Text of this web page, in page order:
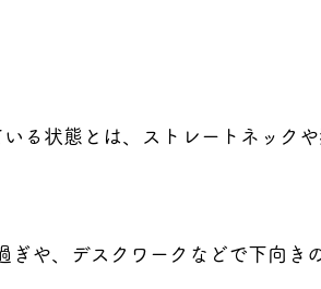
る状態とは、ストレートネック
ぎや、デスクワークなどで下向き